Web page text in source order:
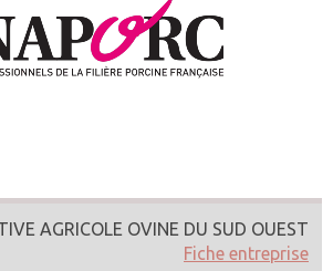
France
AGRICOLE OVINE DU SUD OUEST
Fiche entreprise